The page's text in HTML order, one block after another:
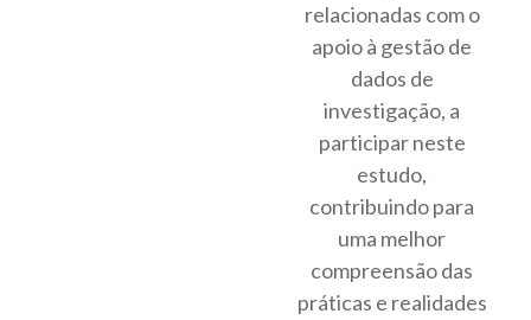
relacionadas com o
apoio à gestão de
dados de
investigação, a
participar neste
estudo,
contribuindo para
uma melhor
compreensão das
práticas e realidades